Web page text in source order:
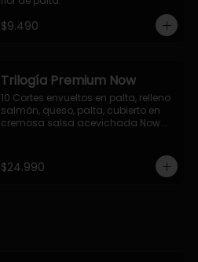
$9.490
Trilogía Premium Now
10 Cortes envueltos en palta, relleno
salmón, queso, palta, cubierto en
cremosa salsa acevichada Now.
palta, cubierto con topping de
chimichurri de la casa flambeado.
$24.990